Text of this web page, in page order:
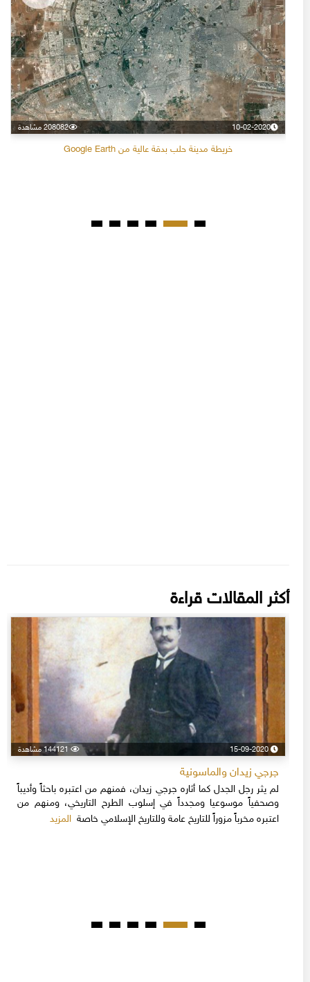
10-02-2020 208082 مشاهدة
خريطة مدينة حلب بدقة عالية من Google Earth
أكثر المقالات قراءة
15-09-2020 144121 مشاهدة
جرجي زيدان والماسونية
لم يثر رجل الجدل كما أثاره جرجي زيدان، فمنهم من اعتبره باحثاً وأديباً
وصحفياً موسوعيا ومجدداً في إسلوب الطرح التاريخي، ومنهم من
اعتبره مخرباً مزوراً للتاريخ عامة وللتاريخ الإسلامي خاصةالمزيد